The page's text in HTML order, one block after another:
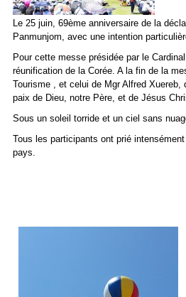
Le 25 juin, 69ème anniversaire de la
Panmunjom, avec une intention
Pour cette messe présidée par le
réunification de la Corée. A la fin de la
Tourisme , et celui de Mgr Alfred
paix de Dieu, notre Père, et de Jésus
Sous un soleil torride et un ciel sans
Tous les participants ont prié
pays.